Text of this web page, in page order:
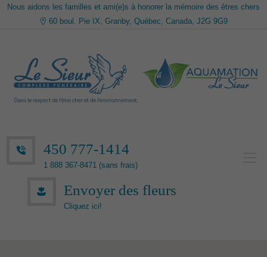
Nous aidons les familles et ami(e)s à honorer la mémoire des êtres chers
60 boul. Pie IX, Granby, Québec, Canada, J2G 9G9
450 777-1414
1 888 367-8471 (sans frais)
Envoyer des fleurs
Cliquez ici!